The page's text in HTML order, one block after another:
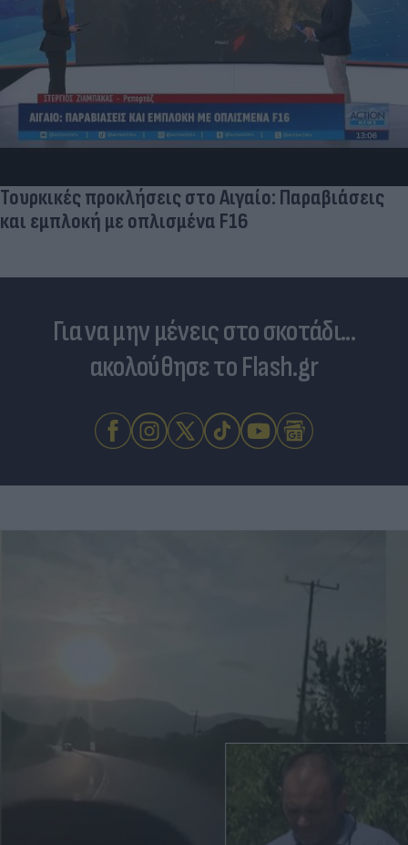
Τουρκικές προκλήσεις στο Αιγαίο: Παραβιάσεις
και εμπλοκή με οπλισμένα F16
Για να μην μένεις στο σκοτάδι...
ακολούθησε το Flash.gr